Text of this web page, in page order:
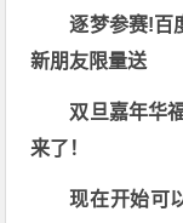
逐梦参赛!百
新朋友限量送
双旦嘉年华
来了！
现在开始可